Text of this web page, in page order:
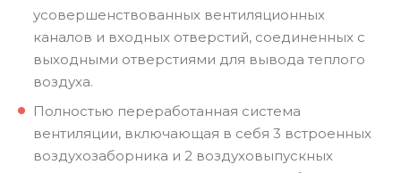
усовершенствованных вентиляционных
каналов и входных отверстий, соединенных с
выходными отверстиями для вывода теплого
воздуха.
Полностью переработанная система
вентиляции, включающая в себя 3 встроенных
воздухозаборника и 2 воздуховыпускных